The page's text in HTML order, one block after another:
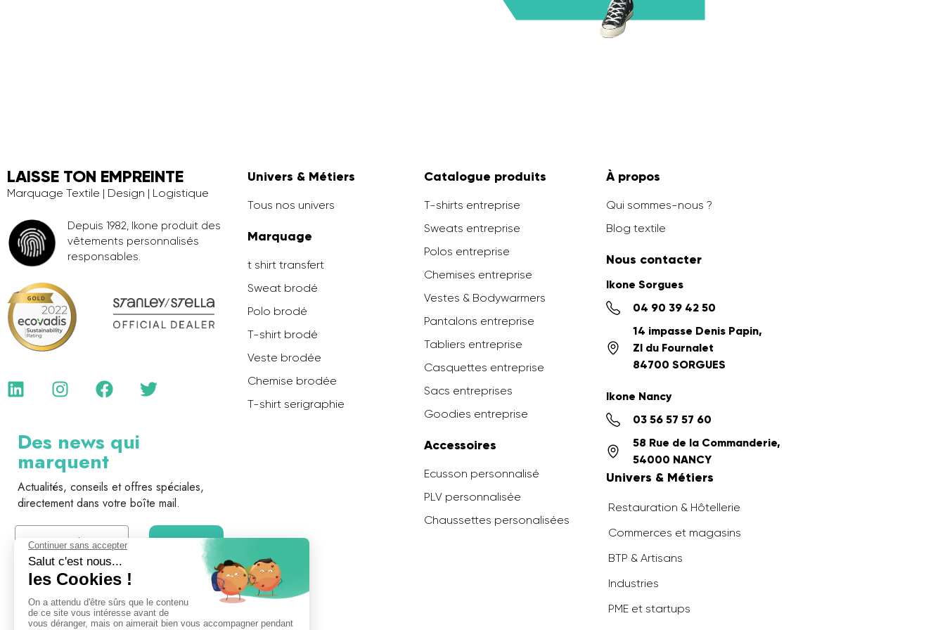
LAISSE TON EMPREINTE
Marquage Textile | Design | Logistique
Depuis 1982, Ikone produit des
vêtements personnalisés
responsables.
Des news qui
marquent
Actualités, conseils et offres spéciales,
directement dans votre boîte mail.
Email
Je m'inscris
* En vous inscrivant, vous acceptez de recevoir nos
Désinscription possible à tout moment.
Univers & Métiers
Tous nos univers
Marquage
t shirt transfert
Sweat brodé
Polo brodé
T-shirt brodé
Veste brodée
Chemise brodée
T-shirt serigraphie
Catalogue produits
T-shirts entreprise
Sweats entreprise
Polos entreprise
Chemises entreprise
Vestes & Bodywarmers
Pantalons entreprise
Tabliers entreprise
Casquettes entreprise
Sacs entreprises
Goodies entreprise
Accessoires
Ecusson personnalisé
PLV personnalisée
Chaussettes personalisées
À propos
Qui sommes-nous ?
Blog textile
Nous contacter
Ikone Sorgues
04 90 39 42 50
14 impasse Denis Papin,
ZI du Fournalet
84700 SORGUES
Ikone Nancy
03 56 57 57 60
58 Rue de la Commanderie,
54000 NANCY
Univers & Métiers
Restauration & Hôtellerie
Commerces et magasins
BTP & Artisans
Industries
PME et startups